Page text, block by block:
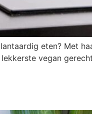
eten? Met
vegan